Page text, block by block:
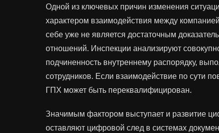
Одной из ключевых причин изменения
характером взаимодействия между
себе уже не является достаточным
отношений. Инспекции анализируют
подчиненность внутреннему распорядку,
сотрудников. Если взаимодействие по сути
ГПХ может быть переквалифицирован.
Значимым фактором выступает и развитие
оставляют цифровой след в системах